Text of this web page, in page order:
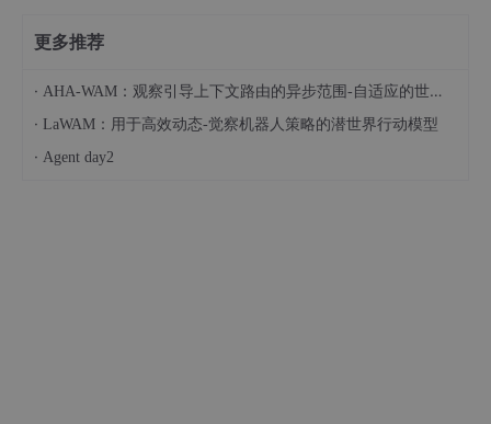
更多推荐
· AHA-WAM：观察引导上下文路由的异步范围-自适应的世界-动作建模
· LaWAM：用于高效动态-觉察机器人策略的潜世界行动模型
· Agent day2